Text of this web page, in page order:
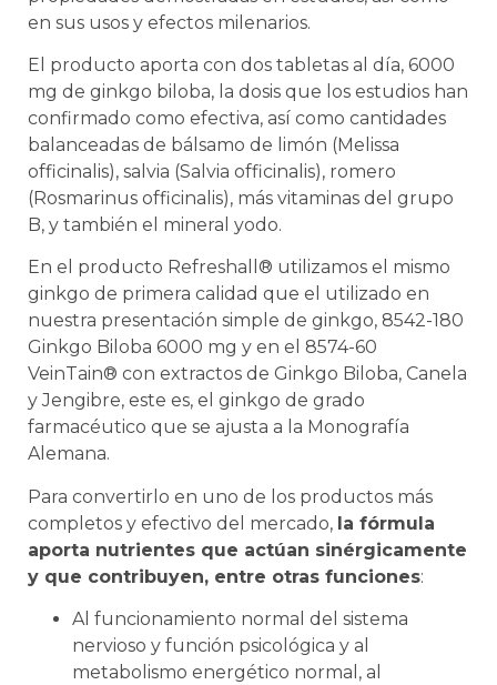
en sus usos y efectos milenarios.
El producto aporta con dos tabletas al día, 6000
mg de ginkgo biloba, la dosis que los estudios han
confirmado como efectiva, así como cantidades
balanceadas de bálsamo de limón (Melissa
officinalis), salvia (Salvia officinalis), romero
(Rosmarinus officinalis), más vitaminas del grupo
B, y también el mineral yodo.
En el producto Refreshall® utilizamos el mismo
ginkgo de primera calidad que el utilizado en
nuestra presentación simple de ginkgo, 8542-180
Ginkgo Biloba 6000 mg y en el 8574-60
VeinTain® con extractos de Ginkgo Biloba, Canela
y Jengibre, este es, el ginkgo de grado
farmacéutico que se ajusta a la Monografía
Alemana.
Para convertirlo en uno de los productos más
completos y efectivo del mercado, la fórmula
aporta nutrientes que actúan sinérgicamente
y que contribuyen, entre otras funciones:
Al funcionamiento normal del sistema
nervioso y función psicológica y al
metabolismo energético normal, al